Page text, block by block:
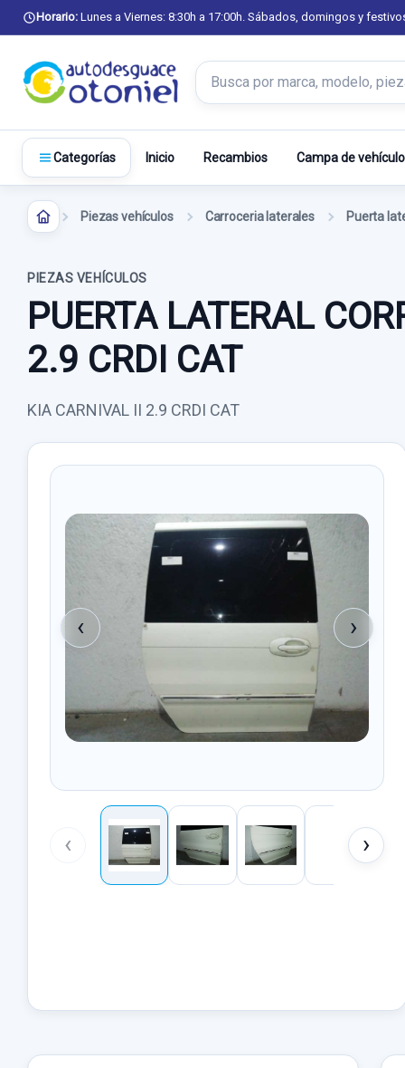
Horario: Lunes a Viernes: 8:30h a 17:00h. Sábados, domingos y
Buscar productos
Categorías Inicio Recambios Campa de
Piezas vehículos Carroceria laterales Puerta
PIEZAS VEHÍCULOS
PUERTA LATERAL
2.9 CRDI CAT
KIA CARNIVAL II 2.9 CRDI CAT
‹ ›
‹ ›